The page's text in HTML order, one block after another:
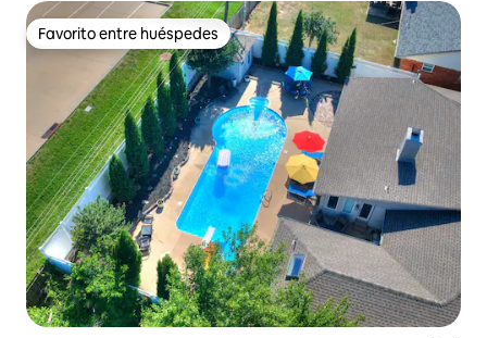
Favorito entre huéspedes
Favorito entre huéspedes